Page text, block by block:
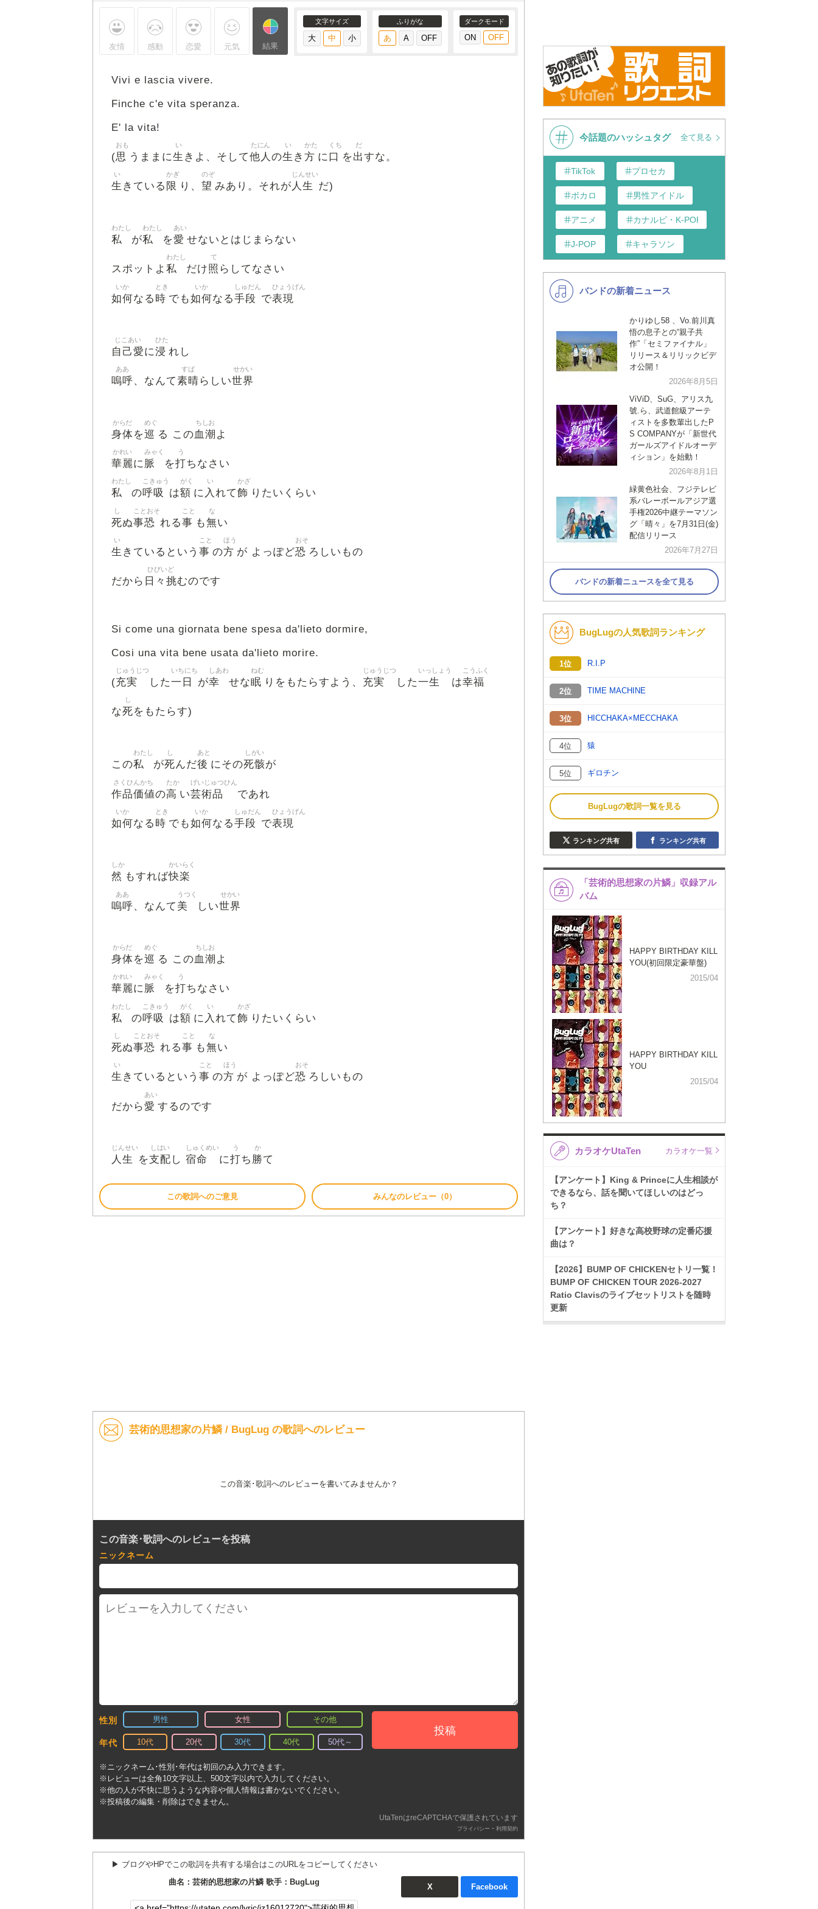
友情 感動 恋愛 元気 結果
文字サイズ ふりがな ダークモード
Vivi e lascia vivere.
Finche c'e vita speranza.
E' la vita!
(思
おも
うままに生
い
きよ、そして他人
たにん
の生
い
き 方
かた
に口
くち
を出
だ
すな。
生
い
きている 限
かぎ
り、 望
のぞ
みあり。それが 人生
じんせい
だ)
私
わたし
が私
わたし
を愛
あい
せないとはじまらない
スポットよ 私
わたし
だけ照
て
らしてなさい
如何
いか
なる 時
とき
でも如何
いか
なる手段
しゅだん
で表現
ひょうげん
自己愛
じこあい
に浸
ひた
れし
嗚呼
ああ
、なんて素晴
すば
らしい世界
せかい
身体
からだ
を巡
めぐ
る この血潮
ちしお
よ
華麗
かれい
に脈
みゃく
を打
う
ちなさい
私
わたし
の呼吸
こきゅう
は額
がく
に 入
い
れて飾
かざ
りたいくらい
死
し
ぬ事恐
ことおそ
れる事
こと
も無
な
い
生
い
きているという 事
こと
の方
ほう
が よっぽど恐
おそ
ろしいもの
だから 日々挑
ひびいど
むのです
Si come una giornata bene spesa da'lieto dormire,
Cosi una vita bene usata da'lieto morire.
(充実
じゅうじつ
した一日
いちにち
が幸
しあわ
せな眠
ねむ
りをもたらすよう、 充実
じゅうじつ
した一生
いっしょう
は幸福
こうふく
な死
し
をもたらす)
この私
わたし
が死
し
んだ後
あと
にその死骸
しがい
が
作品価値
さくひんかち
の高
たか
い芸術品
げいじゅつひん
であれ
如何
いか
なる 時
とき
でも如何
いか
なる手段
しゅだん
で表現
ひょうげん
然
しか
もすれば快楽
かいらく
嗚呼
ああ
、なんて 美
うつく
しい世界
せかい
身体
からだ
を巡
めぐ
る この血潮
ちしお
よ
華麗
かれい
に脈
みゃく
を打
う
ちなさい
私
わたし
の呼吸
こきゅう
は額
がく
に 入
い
れて飾
かざ
りたいくらい
死
し
ぬ事恐
ことおそ
れる事
こと
も無
な
い
生
い
きているという 事
こと
の方
ほう
が よっぽど恐
おそ
ろしいもの
だから愛
あい
するのです
人生
じんせい
を支配
しはい
し 宿命
しゅくめい
に打
う
ち 勝
か
て
この歌詞へのご意見 みんなのレビュー（0）
芸術的思想家の片鱗 / BugLug の歌詞へのレビュー
この音楽･歌詞へのレビューを書いてみませんか？
この音楽･歌詞へのレビューを投稿
ニックネーム
性別 男性 女性 その他
年代 10代 20代 30代 40代 50代～
投稿
※ニックネーム･性別･年代は初回のみ入力できます。
※レビューは全角10文字以上、500文字以内で入力してください。
※他の人が不快に思うような内容や個人情報は書かないでください。
※投稿後の編集・削除はできません。
UtaTenはreCAPTCHAで保護されています
プライバシー - 利用契約
▶︎ ブログやHPでこの歌詞を共有する場合はこのURLをコピーしてください
曲名：芸術的思想家の片鱗 歌手：BugLug
X Facebook
今話題のハッシュタグ 全て見る
TikTok プロセカ
ボカロ 男性アイドル
アニメ カナルビ・K-POP和訳
J-POP キャラソン
K-POP バンド
洋楽
VTuber ディズニー
バンドの新着ニュース
かりゆし58 、Vo.前川真
悟の息子との“親子共
作”「セミファイナル」
リリース＆リリックビデ
オ公開！
2026年8月5日
ViViD、SuG、アリス九
號.ら、武道館級アーテ
ィストを多数輩出したP
S COMPANYが「新世代
ガールズアイドルオーデ
ィション」を始動！
2026年8月1日
緑黄色社会、フジテレビ
系バレーボールアジア選
手権2026中継テーマソン
グ「晴々」を7月31日(金)
配信リリース
2026年7月27日
バンドの新着ニュースを全て見る
BugLugの人気歌詞ランキング
1位 R.I.P
2位 TIME MACHINE
3位 HICCHAKA×MECCHAKA
4位 猿
5位 ギロチン
BugLugの歌詞一覧を見る
ランキング共有 ランキング共有
「芸術的思想家の片鱗」収録アル
バム
HAPPY BIRTHDAY KILL
YOU(初回限定豪華盤)
2015/04
HAPPY BIRTHDAY KILL
YOU
2015/04
カラオケUtaTen カラオケ一覧
【アンケート】King & Princeに人生相談が
できるなら、話を聞いてほしいのはどっ
ち？
【アンケート】好きな高校野球の定番応援
曲は？
【2026】BUMP OF CHICKENセトリ一覧！
BUMP OF CHICKEN TOUR 2026-2027
Ratio Clavisのライブセットリストを随時
更新